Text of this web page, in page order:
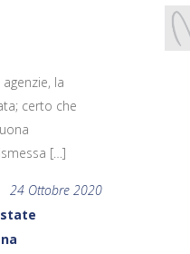
la
certo che
[…]
24 Ottobre 2020